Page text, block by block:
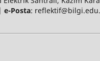
e-Posta: